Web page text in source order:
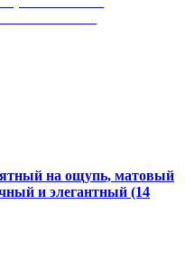
на ощупь, матовый
и элегантный (14